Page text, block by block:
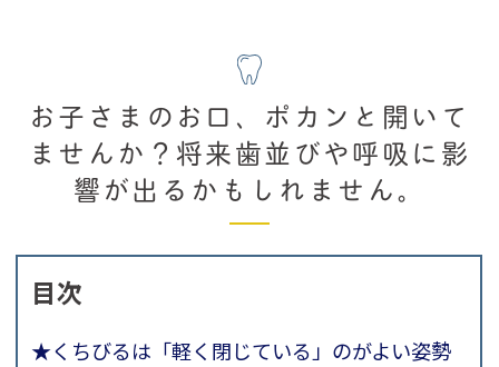
お子さまのお口、ポカンと開いて
ませんか？将来歯並びや呼吸に影
響が出るかもしれません。
目次
★くちびるは「軽く閉じている」のがよい姿勢